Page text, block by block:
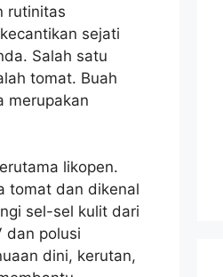
rutinitas
sejati
Salah satu
tomat. Buah
merupakan
likopen.
tomat dan dikenal
sel-sel kulit dari
dan polusi
dini, kerutan,